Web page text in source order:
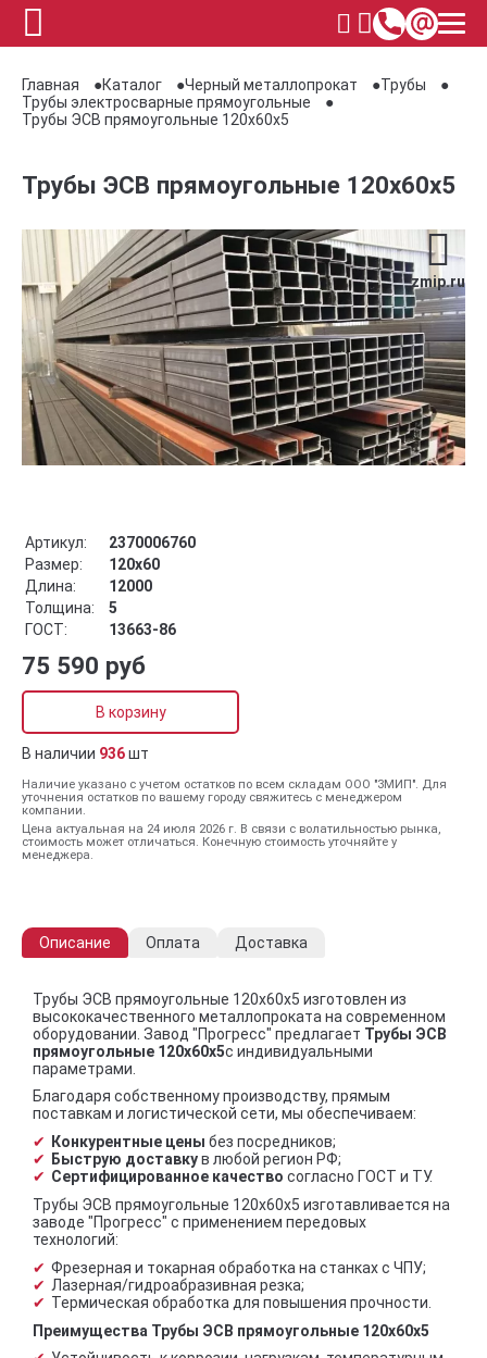
Главная Каталог Черный металлопрокат
Трубы
Трубы электросварные прямоугольные
Трубы ЭСВ прямоугольные 120х60х5
Трубы ЭСВ прямоугольные 120х60х5
zmip.ru
Артикул:
2370006760
Размер:
120x60
Длина:
12000
Толщина:
5
ГОСТ:
13663-86
75 590 руб
В корзину
В наличии 936шт
Наличие указано с учетом остатков по всем складам ООО "ЗМИП". Для
уточнения остатков по вашему городу свяжитесь с менеджером
компании.
Цена актуальная на 24 июля 2026 г. В связи с волатильностью рынка,
стоимость может отличаться. Конечную стоимость уточняйте у
менеджера.
Описание Оплата Доставка
Трубы ЭСВ прямоугольные 120х60х5 изготовлен из
высококачественного металлопроката на современном
оборудовании. Завод "Прогресс" предлагает Трубы ЭСВ
прямоугольные 120х60х5с индивидуальными
параметрами.
Благодаря собственному производству, прямым
поставкам и логистической сети, мы обеспечиваем:
Конкурентные цены без посредников;
Быструю доставкув любой регион РФ;
Сертифицированное качество согласно ГОСТ и ТУ.
Трубы ЭСВ прямоугольные 120х60х5 изготавливается на
заводе "Прогресс" с применением передовых
технологий:
Фрезерная и токарная обработка на станках с ЧПУ;
Лазерная/гидроабразивная резка;
Термическая обработка для повышения прочности.
Преимущества Трубы ЭСВ прямоугольные 120х60х5